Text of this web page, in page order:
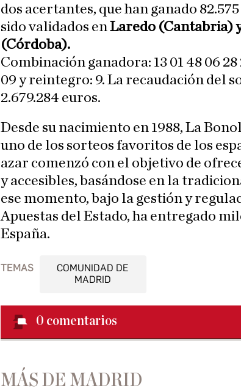
dos acertantes, que han ganado
sido validados enLaredo (Cantabria)
(Córdoba).
Combinación ganadora: 13 01 48 06
09 y reintegro: 9. La recaudación del
2.679.284 euros.
Desde su nacimiento en 1988, La
uno de los sorteos favoritos de los
azar comenzó con el objetivo de
y accesibles, basándose en la
ese momento, bajo la gestión y
Apuestas del Estado, ha entregado
España.
TEMAS
COMUNIDAD DE
MADRID
0 comentarios
MÁS DE MADRID